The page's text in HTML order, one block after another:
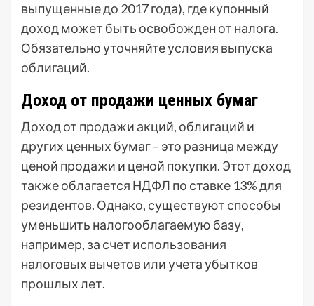
выпущенные до 2017 года), где купонный
доход может быть освобожден от налога.
Обязательно уточняйте условия выпуска
облигаций.
Доход от продажи ценных бумаг
Доход от продажи акций, облигаций и
других ценных бумаг – это разница между
ценой продажи и ценой покупки. Этот доход
также облагается НДФЛ по ставке 13% для
резидентов. Однако, существуют способы
уменьшить налогооблагаемую базу,
например, за счет использования
налоговых вычетов или учета убытков
прошлых лет.